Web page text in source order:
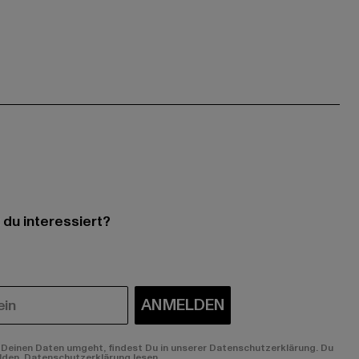
interessiert?
ANMELDEN
Daten umgeht, findest Du in unserer Datenschutzerklärung. Du